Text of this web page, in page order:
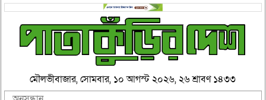
মৌলভীবাজার, সোমবার, ১০ আগস্ট ২০২৬, ২৬ শ্রাবণ ১৪৩৩